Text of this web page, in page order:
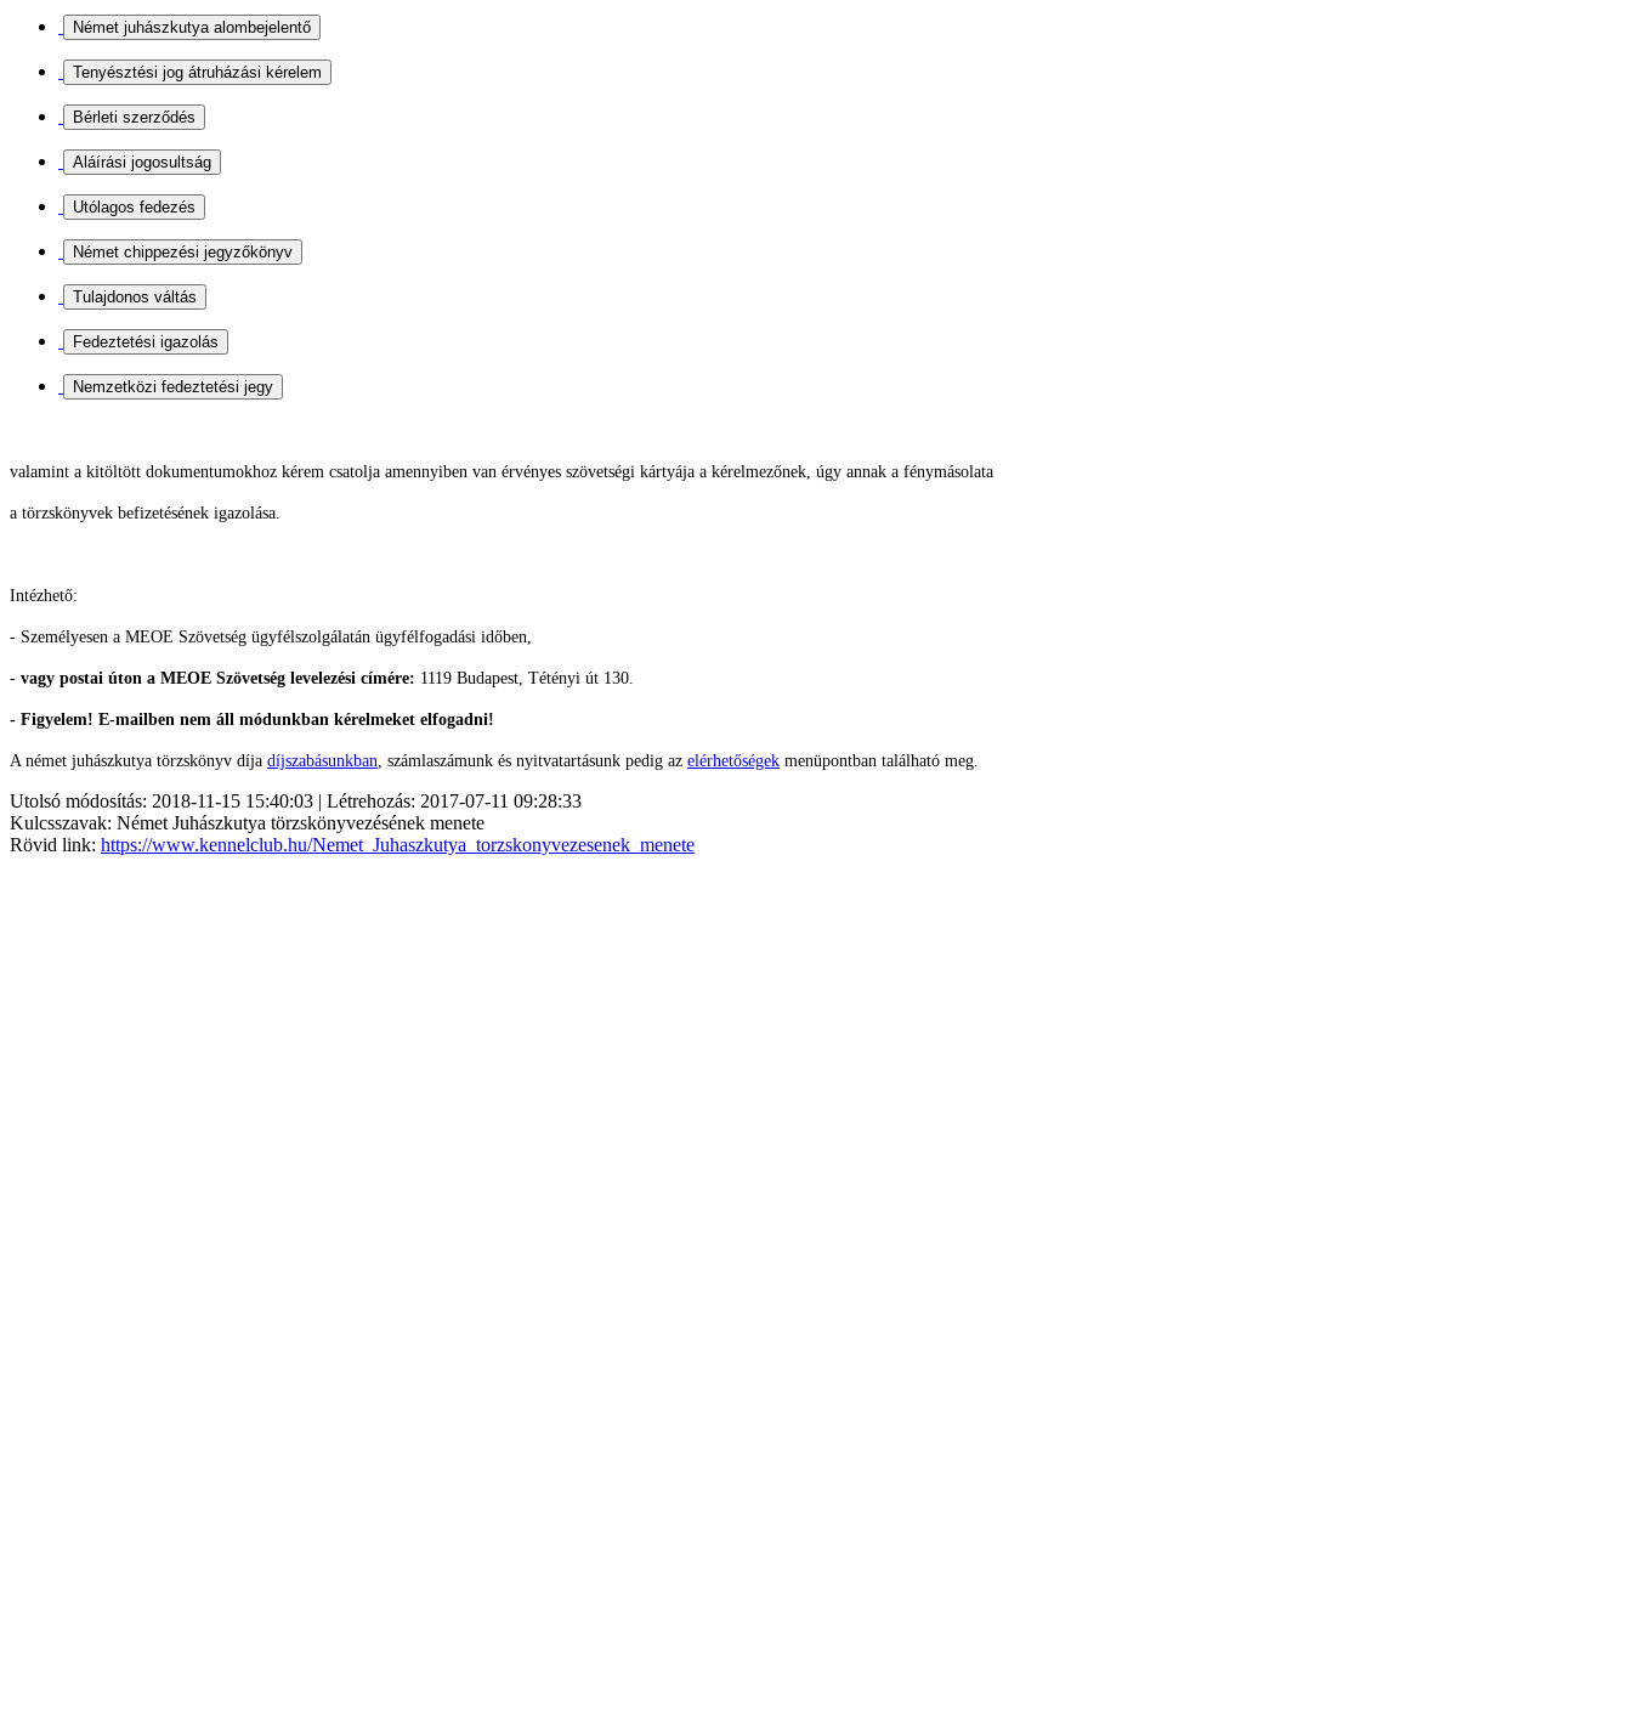
valamint a kitöltött dokumentumokhoz kérem csatolja amennyiben van érvényes szövetségi kártyája a kérelmezőnek, úgy annak a fénymásolata
a törzskönyvek befizetésének igazolása.
Intézhető:
- Személyesen a MEOE Szövetség ügyfélszolgálatán ügyfélfogadási időben,
- vagy postai úton a MEOE Szövetség levelezési címére: 1119 Budapest, Tétényi út 130.
- Figyelem! E-mailben nem áll módunkban kérelmeket elfogadni!
A német juhászkutya törzskönyv díja díjszabásunkban , számlaszámunk és nyitvatartásunk pedig az elérhetőségek menüpontban található meg.
Utolsó módosítás: 2018-11-15 15:40:03 | Létrehozás: 2017-07-11 09:28:33
Kulcsszavak: Német Juhászkutya törzskönyvezésének menete
Rövid link: https://www.kennelclub.hu/Nemet_Juhaszkutya_torzskonyvezesenek_menete